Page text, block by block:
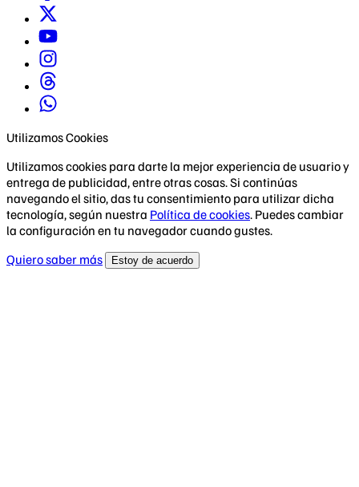
Utilizamos Cookies
Utilizamos cookies para darte la mejor experiencia de usuario y
entrega de publicidad, entre otras cosas. Si continúas
navegando el sitio, das tu consentimiento para utilizar dicha
tecnología, según nuestra Política de cookies. Puedes cambiar
la configuración en tu navegador cuando gustes.
Quiero saber más
Estoy de acuerdo